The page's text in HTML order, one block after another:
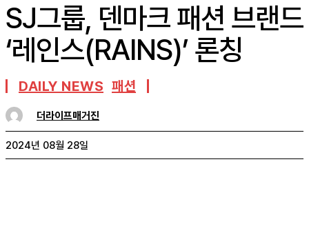
SJ그룹, 덴마크 패션 브랜드
‘레인스(RAINS)’ 론칭
DAILY NEWS 패션
더라이프매거진
2024년 08월 28일